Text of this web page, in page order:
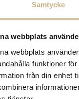
Samtycke
webbplats
webbplats
funktioner
från din enhet